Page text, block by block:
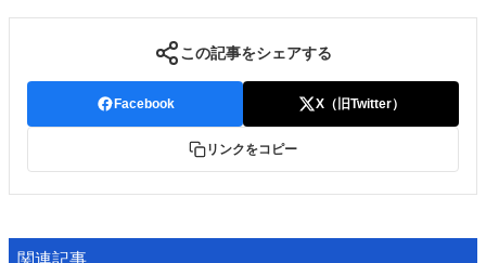
この記事をシェアする
Facebook X（旧Twitter）
リンクをコピー